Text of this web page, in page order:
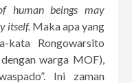
human beings may
itself. Maka apa yang
kata Rongowarsito
warga MOF),
Ini zaman